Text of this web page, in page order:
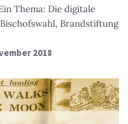
Thema: Die digitale
Brandstiftung
2018